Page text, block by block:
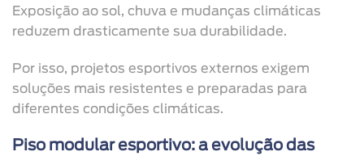
Exposição ao sol, chuva e mudanças climáticas
reduzem drasticamente sua durabilidade.
Por isso, projetos esportivos externos exigem
soluções mais resistentes e preparadas para
diferentes condições climáticas.
Piso modular esportivo: a evolução das